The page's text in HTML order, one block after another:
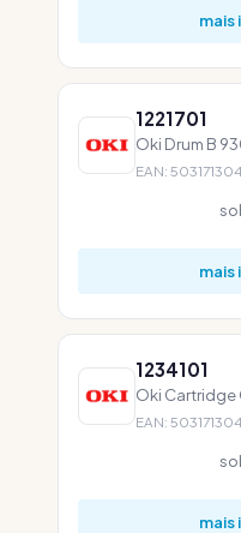
1221701
Oki Drum B
EAN:
1234101
Oki Cartridge
EAN: